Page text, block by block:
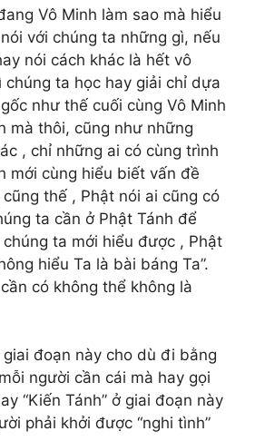
Vô Minh làm sao mà hiểu
với chúng ta những gì, nếu
nói cách khác là hết vô
chúng ta học hay giải chỉ dựa
như thế cuối cùng Vô Minh
mà thôi, cũng như những
, chỉ những ai có cùng trình
mới cùng hiểu biết vấn đề
thế , Phật nói ai cũng có
ta cần ở Phật Tánh để
ta mới hiểu được , Phật
hiểu Ta là bài báng Ta”.
có không thể không là
giai đoạn này cho dù đi bằng
người cần cái mà hay gọi
“Kiến Tánh” ở giai đoạn này
phải khởi được “nghi tình”